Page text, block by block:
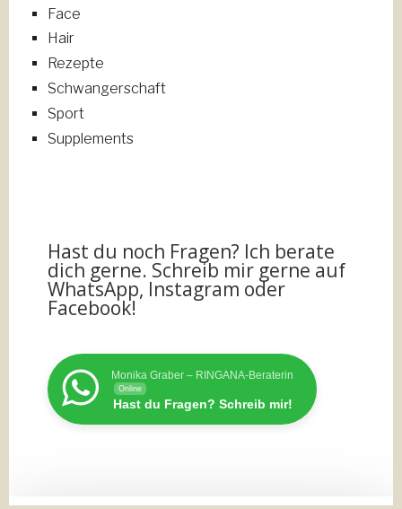
Face
Hair
Rezepte
Schwangerschaft
Sport
Supplements
Hast du noch Fragen? Ich berate
dich gerne. Schreib mir gerne auf
WhatsApp, Instagram oder
Facebook!
Monika Graber – RINGANA-Beraterin
Online
Hast du Fragen? Schreib mir!